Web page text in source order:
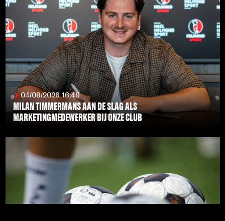
04/08/2026 16:49
MILAN TIMMERMANS AAN DE SLAG ALS
MARKETINGMEDEWERKER BIJ ONZE CLUB